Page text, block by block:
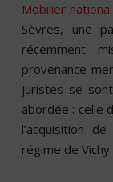
Mobilier national
Sèvres, une
récemment
provenance
juristes se
abordée : celle
l’acquisition
régime de Vichy.